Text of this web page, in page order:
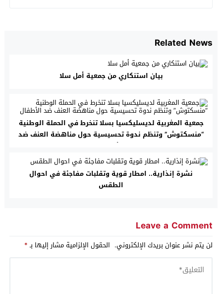
Related News
بيان استنكاري من جمعية أمل سلا
جمعية المغربية لديسليكسيا بسلا تنخرط في الحملة الوطنية
“منسكتوش” وتنظم ندوة تحسيسية حول مناهضة العنف ضد
الأطفال
نشرة إنذارية.. امطار قوية وتقلبات مفاجئة في احوال
الطقس
Leave a Comment
لن يتم نشر عنوان بريدك الإلكتروني. الحقول الإلزامية مشار إليها بـ*